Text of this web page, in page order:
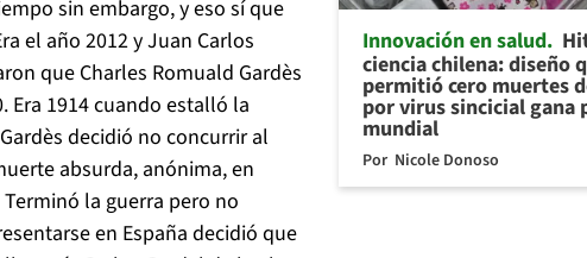
sin embargo, y eso sí que
el año 2012 y Juan Carlos
que Charles Romuald Gardès
Era 1914 cuando estalló la
decidió no concurrir al
absurda, anónima, en
la guerra pero no
en España decidió que
Innovación en salud
ciencia chilena: diseño
permitió cero muertes
por virus sincicial gana
mundial
Por Nicole Donoso